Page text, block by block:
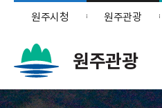
원주시청 원주관광
원주관광